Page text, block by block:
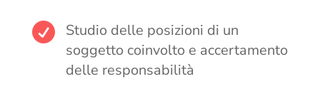
 Studio delle posizioni di un
soggetto coinvolto e accertamento
delle responsabilità